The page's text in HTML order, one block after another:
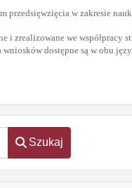
Szukaj
przedsięwzięcia w zakresie
i zrealizowane we współpracy
dostępne są w obu